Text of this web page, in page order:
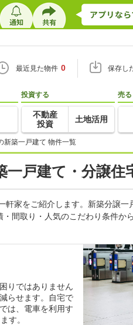
最近見た物件 0 保存し
投資する
不動産
投資
土地活用
売る
新築一戸建て 物件一覧
一戸建て・分譲住
家をご紹介します。新築分譲
間取り・人気のこだわり条件か
りではありません
らせます。自宅で
は、電車を利用す
す。